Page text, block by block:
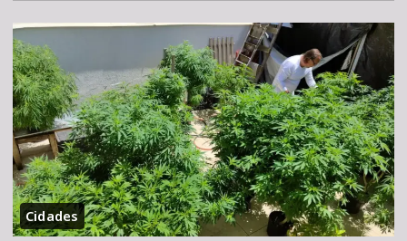
Cidades